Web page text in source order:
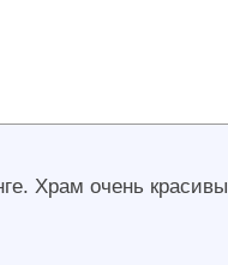
Храм очень